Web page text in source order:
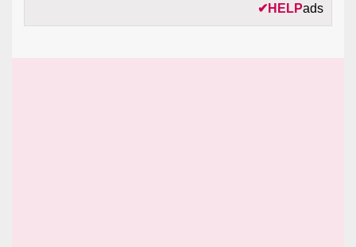
✔ HELPads